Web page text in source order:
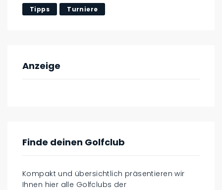
Tipps Turniere
Anzeige
Finde deinen Golfclub
Kompakt und übersichtlich präsentieren wir
Ihnen hier alle Golfclubs der